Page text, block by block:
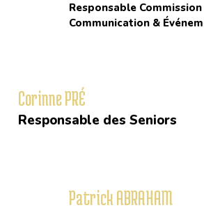
Responsable Commission
Communication &
Corinne PRÉ
Responsable des Seniors
Patrick ABRAHAM